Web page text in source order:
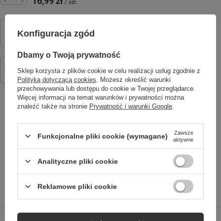
/ szt.
49,90 zł / szt.
Smartwatch dziecięcy AI Forever Boost KW-530 GPS WiFi 4G –
Inteligentny zegarek dla dzieci z lokalizatorem, rozmowami wideo i
przyciskiem SOS (różowy)
349,00 zł / szt.
SPRAWDŹ TAKŻE
Poprzedni z tej kategorii Następny z tej kategorii
Konfiguracja zgód
Dbamy o Twoją prywatność
Sklep korzysta z plików cookie w celu realizacji usług zgodnie z
Polityką dotyczącą cookies . Możesz określić warunki
przechowywania lub dostępu do cookie w Twojej przeglądarce.
Więcej informacji na temat warunków i prywatności można
znaleźć także na stronie Prywatność i warunki Google
Funkcjonalne pliki cookie (wymagane)
Zawsze
aktywne
Analityczne pliki cookie
Reklamowe pliki cookie